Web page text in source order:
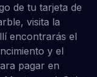
de tu tarjeta de
visita la
encontrarás el
y el
pagar en